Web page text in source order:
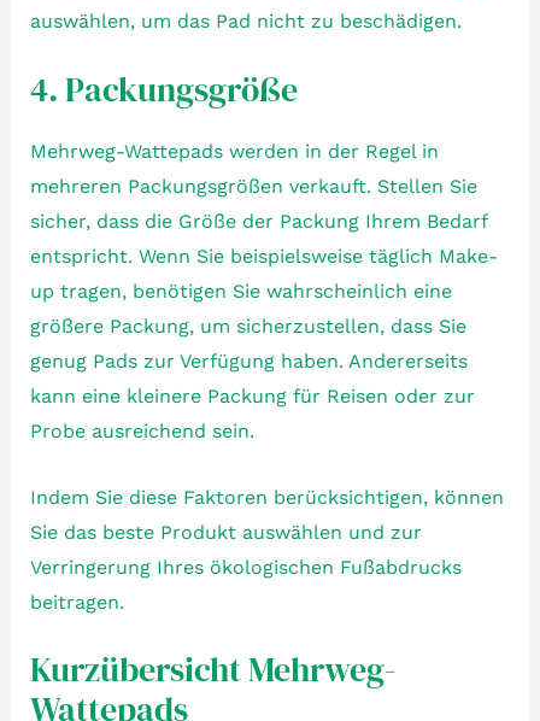
auswählen, um das Pad nicht zu beschädigen.
4. Packungsgröße
Mehrweg-Wattepads werden in der Regel in
mehreren Packungsgrößen verkauft. Stellen Sie
sicher, dass die Größe der Packung Ihrem Bedarf
entspricht. Wenn Sie beispielsweise täglich Make-
up tragen, benötigen Sie wahrscheinlich eine
größere Packung, um sicherzustellen, dass Sie
genug Pads zur Verfügung haben. Andererseits
kann eine kleinere Packung für Reisen oder zur
Probe ausreichend sein.
Indem Sie diese Faktoren berücksichtigen, können
Sie das beste Produkt auswählen und zur
Verringerung Ihres ökologischen Fußabdrucks
beitragen.
Kurzübersicht Mehrweg-
Wattepads